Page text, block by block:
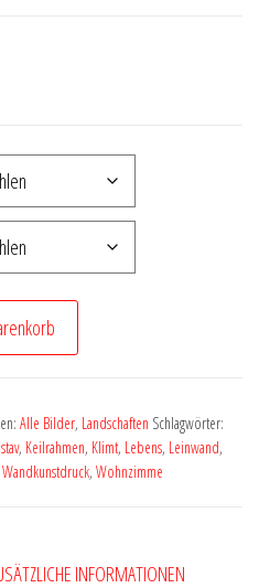
Alle Bilder, Landschaften Schlagwörter:
, Keilrahmen, Klimt, Lebens, Leinwand,
Wandkunstdruck, Wohnzimme
INFORMATIONEN